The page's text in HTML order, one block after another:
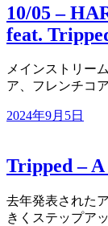
10/05 –
feat.
メインストリー
ア、フレンチコ
2024年9月5日
Tripped –
去年発表された
きくステップア